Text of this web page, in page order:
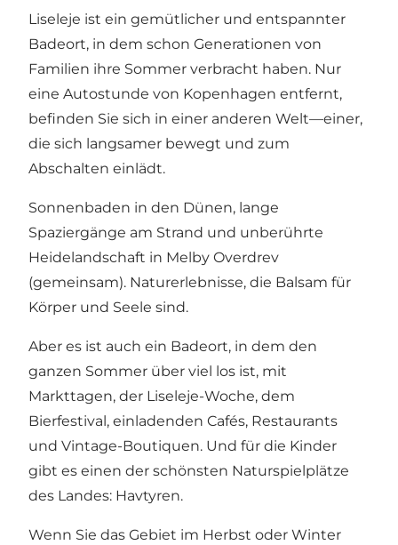
Liseleje ist ein gemütlicher und entspannter
Badeort, in dem schon Generationen von
Familien ihre Sommer verbracht haben. Nur
eine Autostunde von Kopenhagen entfernt,
befinden Sie sich in einer anderen Welt—einer,
die sich langsamer bewegt und zum
Abschalten einlädt.
Sonnenbaden in den Dünen, lange
Spaziergänge am Strand und unberührte
Heidelandschaft in Melby Overdrev
(gemeinsam). Naturerlebnisse, die Balsam für
Körper und Seele sind.
Aber es ist auch ein Badeort, in dem den
ganzen Sommer über viel los ist, mit
Markttagen, der Liseleje-Woche, dem
Bierfestival, einladenden Cafés, Restaurants
und Vintage-Boutiquen. Und für die Kinder
gibt es einen der schönsten Naturspielplätze
des Landes: Havtyren.
Wenn Sie das Gebiet im Herbst oder Winter